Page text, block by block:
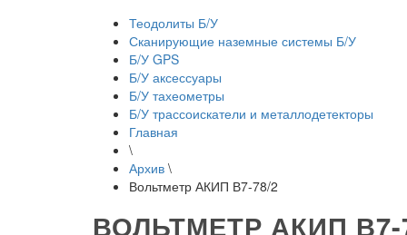
Теодолиты Б/У
Сканирующие наземные системы Б/У
Б/У GPS
Б/У аксессуары
Б/У тахеометры
Б/У трассоискатели и металлодетекторы
Главная
\
Архив \
Вольтметр АКИП В7-78/2
ВОЛЬТМЕТР АКИП В7-